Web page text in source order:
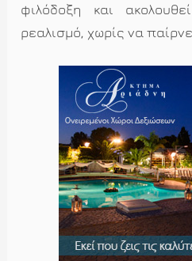
φιλόδοξη και
ρεαλισμό, χωρίς να